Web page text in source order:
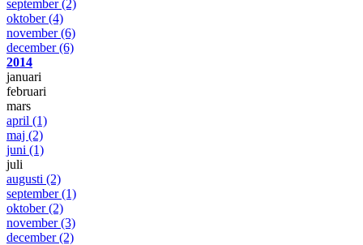
september(2)
oktober(4)
november(6)
december(6)
2014
januari
februari
mars
april (1)
maj (2)
juni (1)
juli
augusti (2)
september(1)
oktober(2)
november(3)
december(2)